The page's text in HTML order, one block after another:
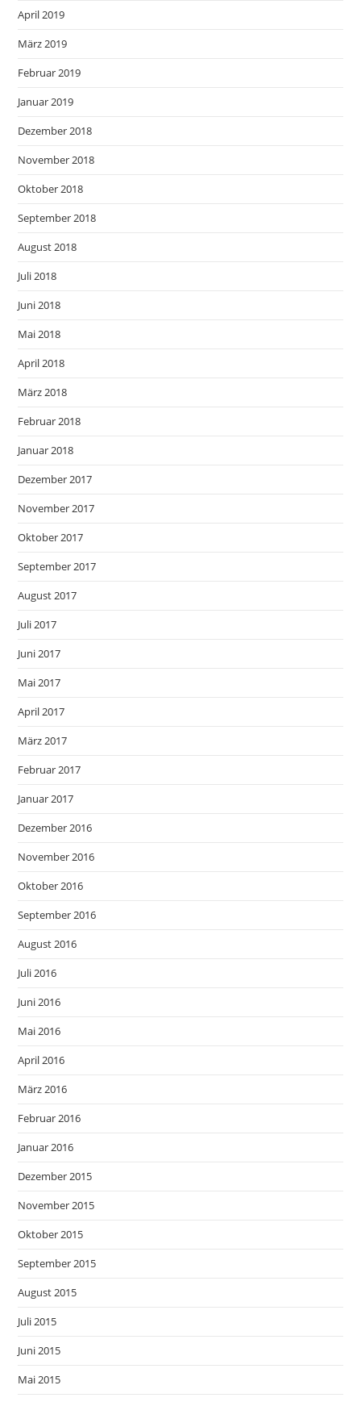
April 2019
März 2019
Februar 2019
Januar 2019
Dezember 2018
November 2018
Oktober 2018
September 2018
August 2018
Juli 2018
Juni 2018
Mai 2018
April 2018
März 2018
Februar 2018
Januar 2018
Dezember 2017
November 2017
Oktober 2017
September 2017
August 2017
Juli 2017
Juni 2017
Mai 2017
April 2017
März 2017
Februar 2017
Januar 2017
Dezember 2016
November 2016
Oktober 2016
September 2016
August 2016
Juli 2016
Juni 2016
Mai 2016
April 2016
März 2016
Februar 2016
Januar 2016
Dezember 2015
November 2015
Oktober 2015
September 2015
August 2015
Juli 2015
Juni 2015
Mai 2015